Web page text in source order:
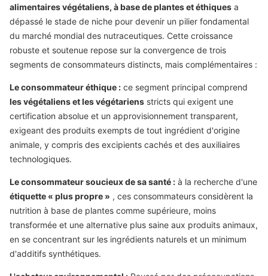
alimentaires végétaliens, à base de plantes et éthiques a
dépassé le stade de niche pour devenir un pilier fondamental
du marché mondial des nutraceutiques. Cette croissance
robuste et soutenue repose sur la convergence de trois
segments de consommateurs distincts, mais complémentaires :
Le consommateur éthique : ce segment principal comprend
les végétaliens et les végétariens stricts qui exigent une
certification absolue et un approvisionnement transparent,
exigeant des produits exempts de tout ingrédient d'origine
animale, y compris des excipients cachés et des auxiliaires
technologiques.
Le consommateur soucieux de sa santé : à la recherche d'une
étiquette « plus propre » , ces consommateurs considèrent la
nutrition à base de plantes comme supérieure, moins
transformée et une alternative plus saine aux produits animaux,
en se concentrant sur les ingrédients naturels et un minimum
d'additifs synthétiques.